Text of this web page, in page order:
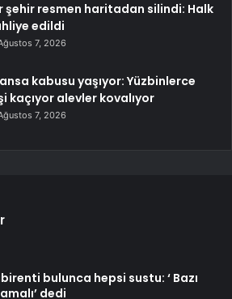
şehir resmen haritadan silindi: Halk
edildi
7, 2026
kabusu yaşıyor: Yüzbinlerce
kaçıyor alevler kovalıyor
7, 2026
bulunca hepsi sustu: ‘ Bazı
dedi